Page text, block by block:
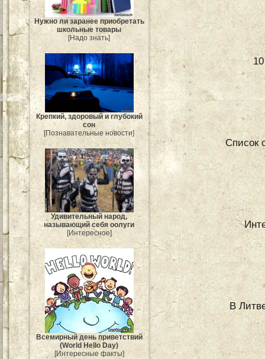
Нужно ли заранее приобретать
школьные товары
[Надо знать]
Крепкий, здоровый и глубокий
сон
[Познавательные новости]
Удивительный народ,
называющий себя оолуги
[Интересное]
Всемирный день приветствий
(World Hello Day)
[Интересные факты]
Список
В